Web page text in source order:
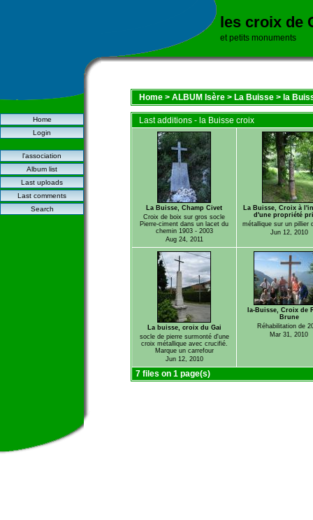
les croix de
et petits monuments
Home
Login
l'association
Album list
Last uploads
Last comments
Search
Home > ALBUM Isère > La Buisse > la
Last additions - la Buisse croix
La Buisse, Champ Civet
Croix de boix sur gros socle
Pierre-ciment dans un lacet du
chemin 1903 - 2003
Aug 24, 2011
La Buisse, Croix à
d'une propriété
métallique sur un pillier
Jun 12, 2010
La buisse, croix du Gai
socle de pierre surmonté d'une
croix métallique avec crucifié.
Marque un carrefour
Jun 12, 2010
la-Buisse, Croix de
Brune
Réhabilitation de
Mar 31, 2010
7 files on 1 page(s)